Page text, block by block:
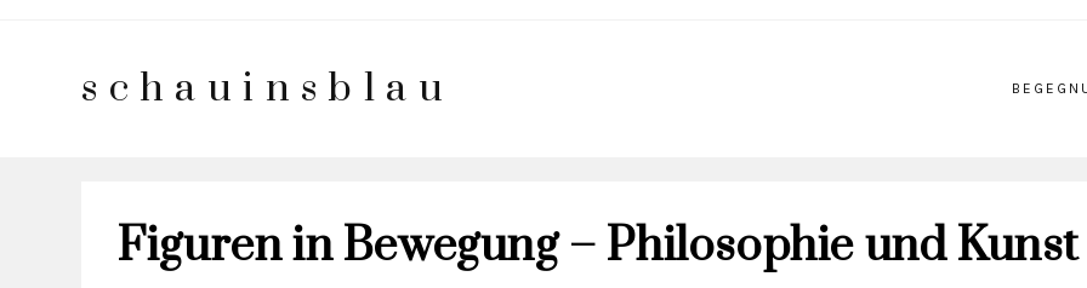
schauinsblau
Figuren in Bewegung – Philosophie und Kunst